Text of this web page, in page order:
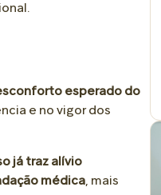
esperado do
e no vigor dos
já traz alívio
médica, mais